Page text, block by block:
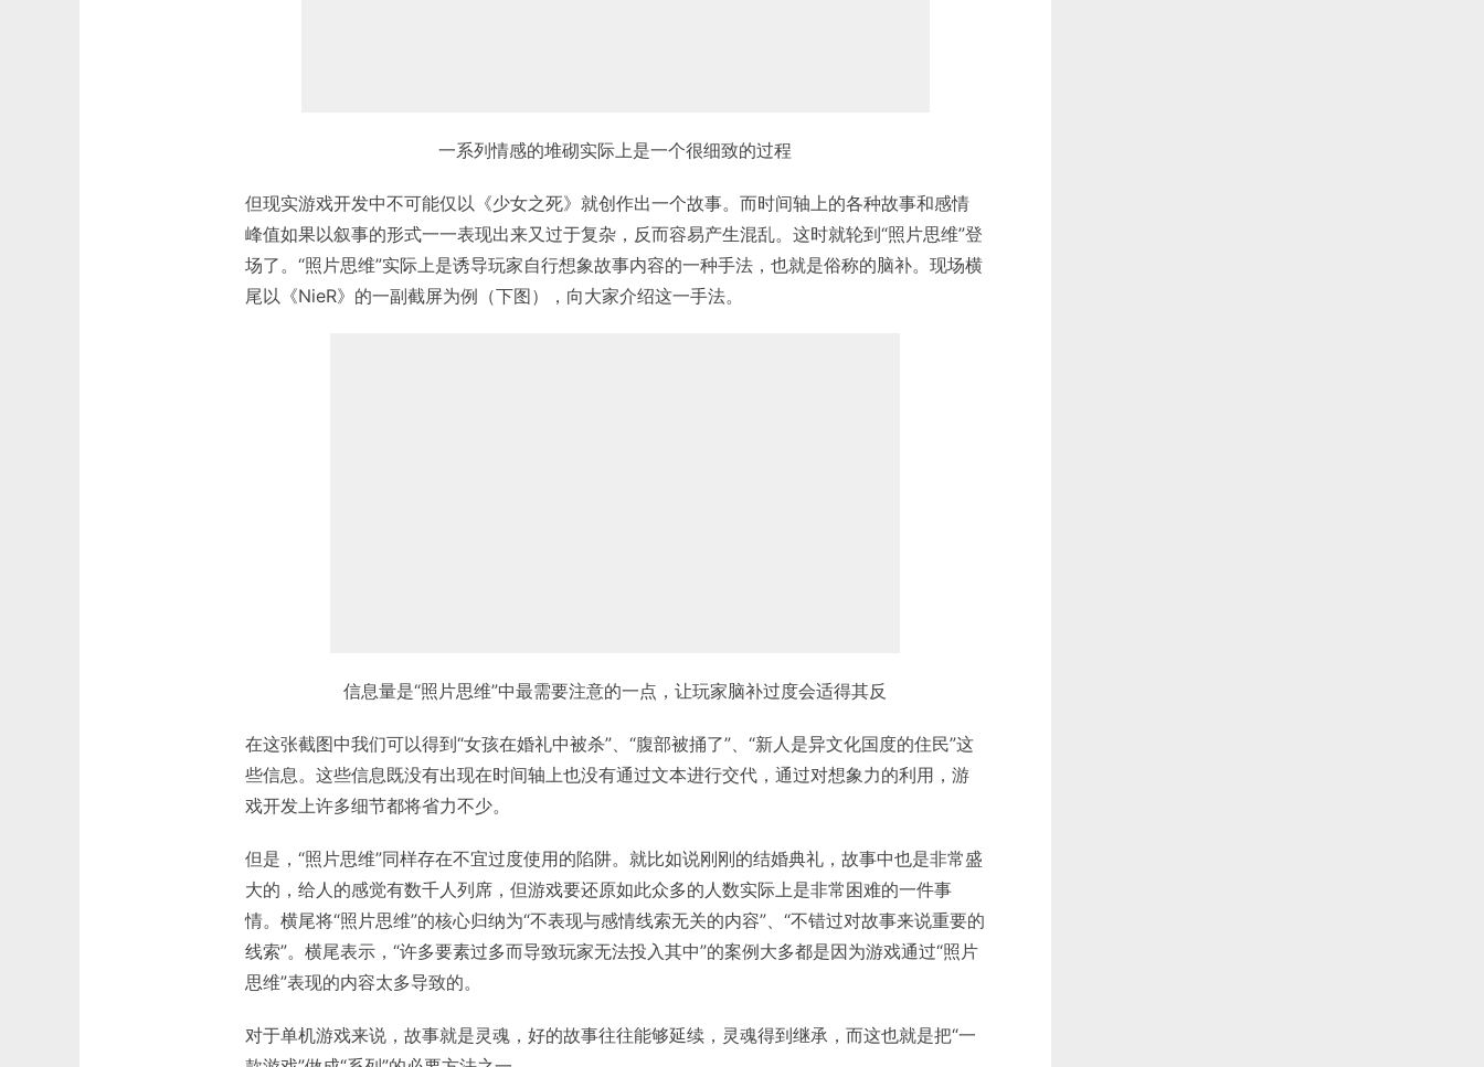
一系列情感的堆砌实际上是一个很细致的过程
但现实游戏开发中不可能仅以《少女之死》就创作出一个故事。而时间轴上的各种故事和感情
峰值如果以叙事的形式一一表现出来又过于复杂，反而容易产生混乱。这时就轮到“照片思维”登
场了。“照片思维”实际上是诱导玩家自行想象故事内容的一种手法，也就是俗称的脑补。现场横
尾以《NieR》的一副截屏为例（下图），向大家介绍这一手法。
信息量是“照片思维”中最需要注意的一点，让玩家脑补过度会适得其反
在这张截图中我们可以得到“女孩在婚礼中被杀”、“腹部被捅了”、“新人是异文化国度的住民”这
些信息。这些信息既没有出现在时间轴上也没有通过文本进行交代，通过对想象力的利用，游
戏开发上许多细节都将省力不少。
但是，“照片思维”同样存在不宜过度使用的陷阱。就比如说刚刚的结婚典礼，故事中也是非常盛
大的，给人的感觉有数千人列席，但游戏要还原如此众多的人数实际上是非常困难的一件事
情。横尾将“照片思维”的核心归纳为“不表现与感情线索无关的内容”、“不错过对故事来说重要的
线索”。横尾表示，“许多要素过多而导致玩家无法投入其中”的案例大多都是因为游戏通过“照片
思维”表现的内容太多导致的。
对于单机游戏来说，故事就是灵魂，好的故事往往能够延续，灵魂得到继承，而这也就是把“一